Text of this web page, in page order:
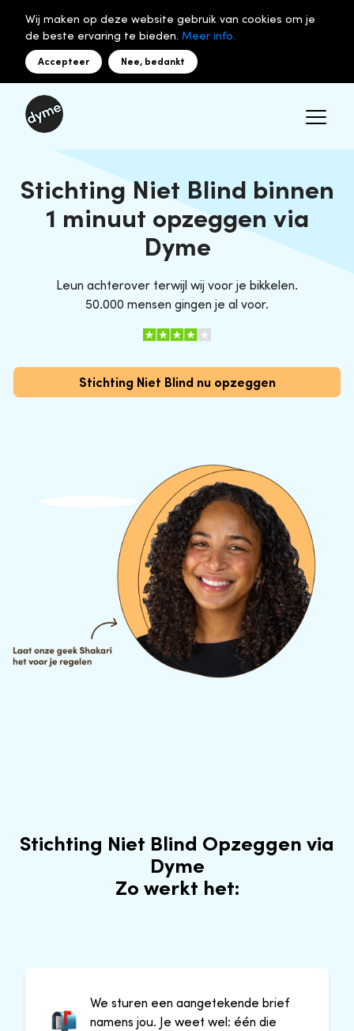
Wij maken op deze website gebruik van cookies om je
de beste ervaring te bieden. Meer info.
Accepteer Nee, bedankt
Stichting Niet Blind binnen
1 minuut opzeggen via
Dyme
Leun achterover terwijl wij voor je bikkelen.
50.000 mensen gingen je al voor.
Stichting Niet Blind nu opzeggen
Stichting Niet Blind Opzeggen via
Dyme
Zo werkt het:
We sturen een aangetekende brief
namens jou. Je weet wel: één die